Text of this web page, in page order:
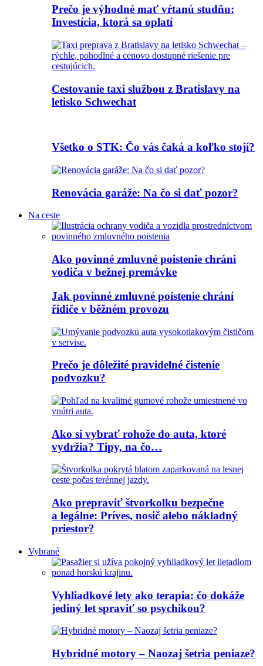
Prečo je výhodné mať vŕtanú studňu:
Investícia, ktorá sa oplatí
Cestovanie taxi službou z Bratislavy na
letisko Schwechat
Všetko o STK: Čo vás čaká a koľko stojí?
Renovácia garáže: Na čo si dať pozor?
Na ceste
Ako povinné zmluvné poistenie chráni
vodiča v bežnej premávke
Jak povinné zmluvné poistenie chrání
řidiče v běžném provozu
Prečo je dôležité pravidelné čistenie
podvozku?
Ako si vybrať rohože do auta, ktoré
vydržia? Tipy, na čo…
Ako prepraviť štvorkolku bezpečne
a legálne: Príves, nosič alebo nákladný
priestor?
Vybrané
Vyhliadkové lety ako terapia: čo dokáže
jediný let spraviť so psychikou?
Hybridné motory – Naozaj šetria peniaze?